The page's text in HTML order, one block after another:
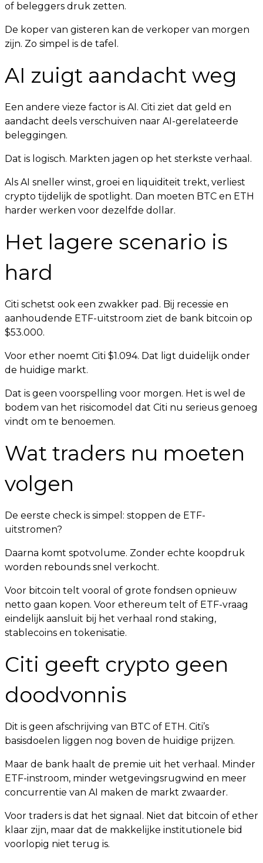
of beleggers druk zetten.
De koper van gisteren kan de verkoper van morgen
zijn. Zo simpel is de tafel.
AI zuigt aandacht weg
Een andere vieze factor is AI. Citi ziet dat geld en
aandacht deels verschuiven naar AI-gerelateerde
beleggingen.
Dat is logisch. Markten jagen op het sterkste verhaal.
Als AI sneller winst, groei en liquiditeit trekt, verliest
crypto tijdelijk de spotlight. Dan moeten BTC en ETH
harder werken voor dezelfde dollar.
Het lagere scenario is
hard
Citi schetst ook een zwakker pad. Bij recessie en
aanhoudende ETF-uitstroom ziet de bank bitcoin op
$53.000.
Voor ether noemt Citi $1.094. Dat ligt duidelijk onder
de huidige markt.
Dat is geen voorspelling voor morgen. Het is wel de
bodem van het risicomodel dat Citi nu serieus genoeg
vindt om te benoemen.
Wat traders nu moeten
volgen
De eerste check is simpel: stoppen de ETF-
uitstromen?
Daarna komt spotvolume. Zonder echte koopdruk
worden rebounds snel verkocht.
Voor bitcoin telt vooral of grote fondsen opnieuw
netto gaan kopen. Voor ethereum telt of ETF-vraag
eindelijk aansluit bij het verhaal rond staking,
stablecoins en tokenisatie.
Citi geeft crypto geen
doodvonnis
Dit is geen afschrijving van BTC of ETH. Citi’s
basisdoelen liggen nog boven de huidige prijzen.
Maar de bank haalt de premie uit het verhaal. Minder
ETF-instroom, minder wetgevingsrugwind en meer
concurrentie van AI maken de markt zwaarder.
Voor traders is dat het signaal. Niet dat bitcoin of ether
klaar zijn, maar dat de makkelijke institutionele bid
voorlopig niet terug is.